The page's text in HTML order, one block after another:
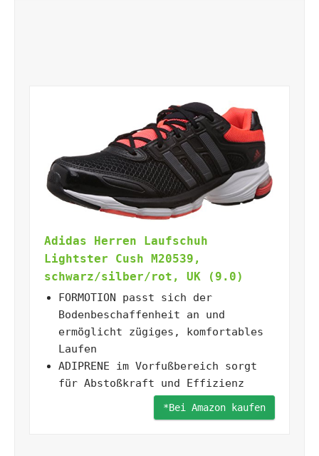
Adidas Herren Laufschuh
Lightster Cush M20539,
schwarz/silber/rot, UK (9.0)
FORMOTION passt sich der
Bodenbeschaffenheit an und
ermöglicht zügiges, komfortables
Laufen
ADIPRENE im Vorfußbereich sorgt
für Abstoßkraft und Effizienz
*Bei Amazon kaufen